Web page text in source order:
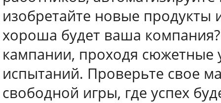
изобретайте новые
хороша будет ваша
кампании, проходя
испытаний. Проверьте свое
свободной игры, где успех